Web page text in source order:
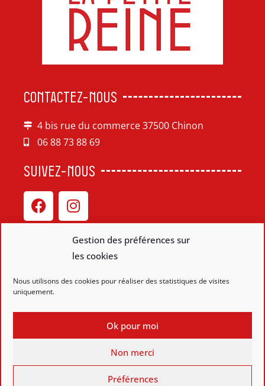
Gestion des préférences sur
les cookies
Nous utilisons des cookies pour réaliser des statistiques de visites
uniquement.
Ok pour moi
Non merci
Préférences
CONTACTEZ-NOUS
4 bis rue du commerce 37500 Chinon
06 88 73 88 69
SUIVEZ-NOUS
Plan de site
Mentions légales
Politique de confidentialité